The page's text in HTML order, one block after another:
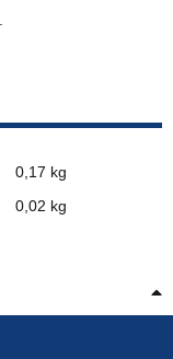
0,17 kg
0,02 kg